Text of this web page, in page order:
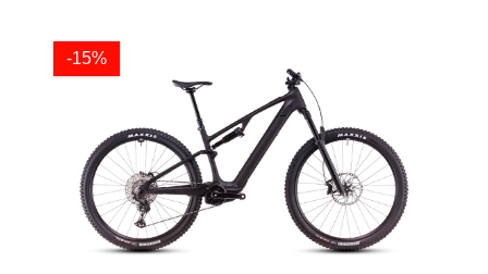
-15%